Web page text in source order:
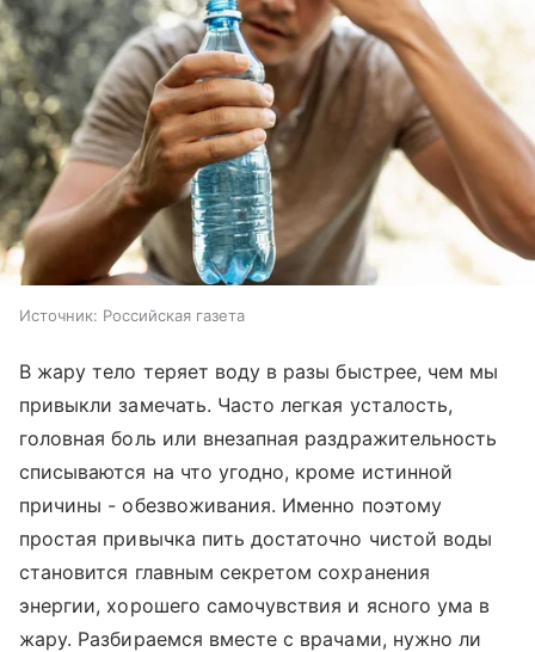
Источник: Российская газета
В жару тело теряет воду в разы быстрее, чем мы
привыкли замечать. Часто легкая усталость,
головная боль или внезапная раздражительность
списываются на что угодно, кроме истинной
причины - обезвоживания. Именно поэтому
простая привычка пить достаточно чистой воды
становится главным секретом сохранения
энергии, хорошего самочувствия и ясного ума в
жару. Разбираемся вместе с врачами, нужно ли